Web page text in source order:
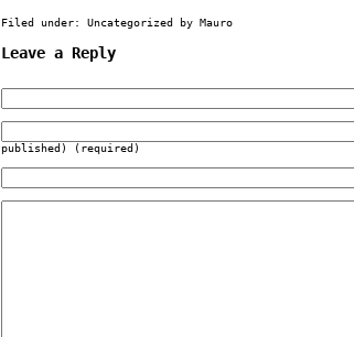
Filed under: Uncategorized by Mauro
Leave a Reply
published) (required)